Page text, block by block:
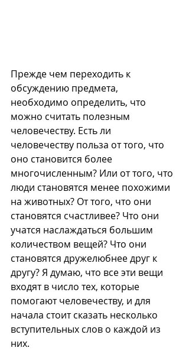
Прежде чем переходить к
обсуждению предмета,
необходимо определить, что
можно считать полезным
человечеству. Есть ли
человечеству польза от того, что
оно становится более
многочисленным? Или от того, что
люди становятся менее похожими
на животных? От того, что они
становятся счастливее? Что они
учатся наслаждаться большим
количеством вещей? Что они
становятся дружелюбнее друг к
другу? Я думаю, что все эти вещи
входят в число тех, которые
помогают человечеству, и для
начала стоит сказать несколько
вступительных слов о каждой из
них.